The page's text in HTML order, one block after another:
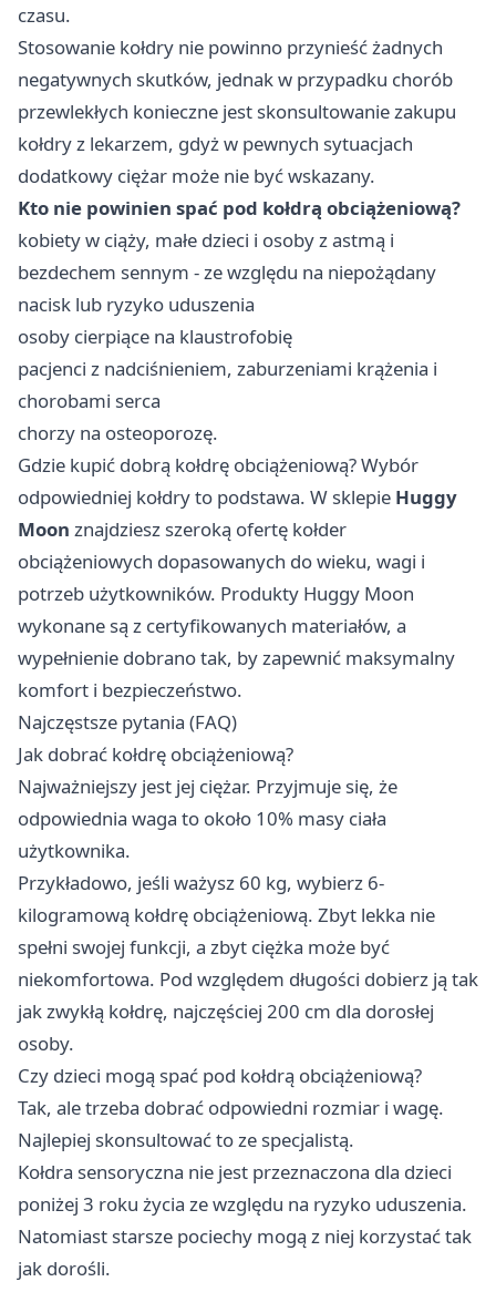
czasu.
Stosowanie kołdry nie powinno przynieść żadnych
negatywnych skutków, jednak w przypadku chorób
przewlekłych konieczne jest skonsultowanie zakupu
kołdry z lekarzem, gdyż w pewnych sytuacjach
dodatkowy ciężar może nie być wskazany.
Kto nie powinien spać pod kołdrą obciążeniową?
kobiety w ciąży, małe dzieci i osoby z astmą i
bezdechem sennym - ze względu na niepożądany
nacisk lub ryzyko uduszenia
osoby cierpiące na klaustrofobię
pacjenci z nadciśnieniem, zaburzeniami krążenia i
chorobami serca
chorzy na osteoporozę.
Gdzie kupić dobrą kołdrę obciążeniową? Wybór
odpowiedniej kołdry to podstawa. W sklepie Huggy
Moon znajdziesz szeroką ofertę kołder
obciążeniowych dopasowanych do wieku, wagi i
potrzeb użytkowników. Produkty Huggy Moon
wykonane są z certyfikowanych materiałów, a
wypełnienie dobrano tak, by zapewnić maksymalny
komfort i bezpieczeństwo.
Najczęstsze pytania (FAQ)
Jak dobrać kołdrę obciążeniową?
Najważniejszy jest jej ciężar. Przyjmuje się, że
odpowiednia waga to około 10% masy ciała
użytkownika.
Przykładowo, jeśli ważysz 60 kg, wybierz 6-
kilogramową kołdrę obciążeniową. Zbyt lekka nie
spełni swojej funkcji, a zbyt ciężka może być
niekomfortowa. Pod względem długości dobierz ją tak
jak zwykłą kołdrę, najczęściej 200 cm dla dorosłej
osoby.
Czy dzieci mogą spać pod kołdrą obciążeniową?
Tak, ale trzeba dobrać odpowiedni rozmiar i wagę.
Najlepiej skonsultować to ze specjalistą.
Kołdra sensoryczna nie jest przeznaczona dla dzieci
poniżej 3 roku życia ze względu na ryzyko uduszenia.
Natomiast starsze pociechy mogą z niej korzystać tak
jak dorośli.